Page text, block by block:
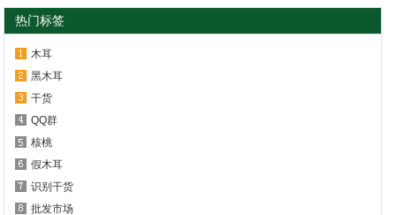
热门标签
木耳
黑木耳
干货
QQ群
核桃
假木耳
识别干货
批发市场